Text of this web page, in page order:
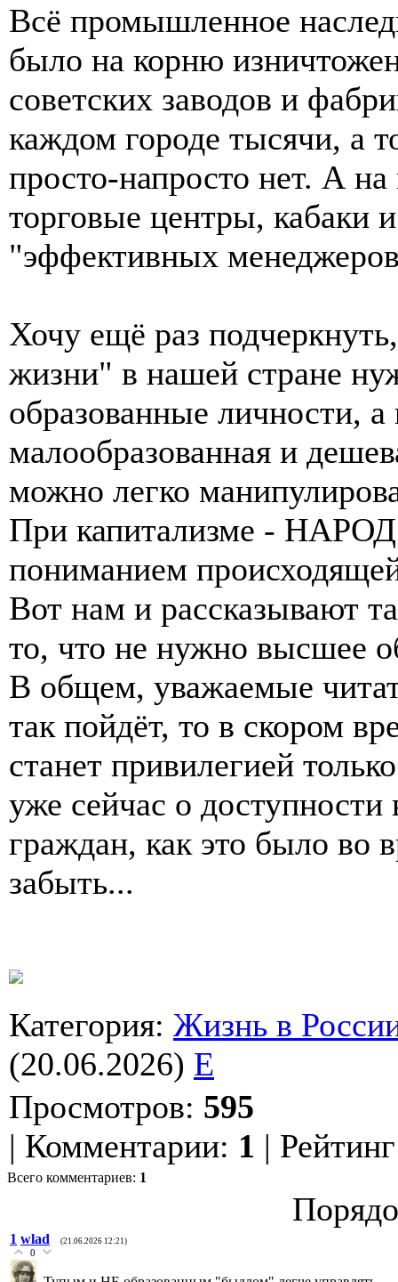
Всё промышленное
было на корню
советских заводов и
каждом городе тысячи, а
просто-напросто нет. А
торговые центры, кабаки
"эффективных
Хочу ещё раз
жизни" в нашей стране
образованные личности, а
малообразованная и
можно легко
При капитализме -
пониманием
Вот нам и рассказывают
то, что не нужно высшее
В общем, уважаемые
так пойдёт, то в скором
станет привилегией
уже сейчас о
граждан, как это было
забыть...
Категория: Жизнь в
(20.06.2026) E
Просмотров: 595
| Комментарии: 1 | Рейтинг
Всего комментариев: 1
1 wlad (21.06.2026 12:21)
0